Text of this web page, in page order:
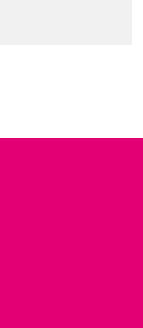
neuen Tab
Tab geöffnet)